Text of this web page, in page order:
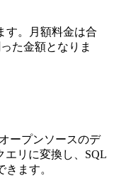
す。月額料金は合
た金額となりま
ープンソースのデ
エリに変換し、SQL
ます。